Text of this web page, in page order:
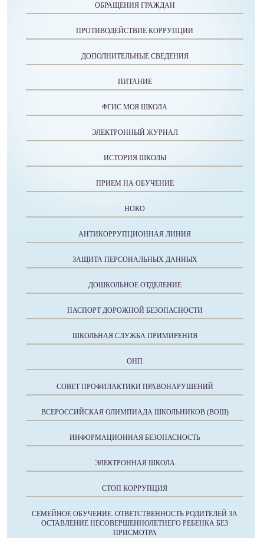
ОБРАЩЕНИЯ ГРАЖДАН
ПРОТИВОДЕЙСТВИЕ КОРРУПЦИИ
ДОПОЛНИТЕЛЬНЫЕ СВЕДЕНИЯ
ПИТАНИЕ
ФГИС МОЯ ШКОЛА
ЭЛЕКТРОННЫЙ ЖУРНАЛ
ИСТОРИЯ ШКОЛЫ
ПРИЕМ НА ОБУЧЕНИЕ
НОКО
АНТИКОРРУПЦИОННАЯ ЛИНИЯ
ЗАЩИТА ПЕРСОНАЛЬНЫХ ДАННЫХ
ДОШКОЛЬНОЕ ОТДЕЛЕНИЕ
ПАСПОРТ ДОРОЖНОЙ БЕЗОПАСНОСТИ
ШКОЛЬНАЯ СЛУЖБА ПРИМИРЕНИЯ
ОНП
СОВЕТ ПРОФИЛАКТИКИ ПРАВОНАРУШЕНИЙ
ВСЕРОССИЙСКАЯ ОЛИМПИАДА ШКОЛЬНИКОВ (ВОШ)
ИНФОРМАЦИОННАЯ БЕЗОПАСНОСТЬ
ЭЛЕКТРОННАЯ ШКОЛА
СТОП КОРРУПЦИЯ
СЕМЕЙНОЕ ОБУЧЕНИЕ. ОТВЕТСТВЕННОСТЬ РОДИТЕЛЕЙ ЗА
ОСТАВЛЕНИЕ НЕСОВЕРШЕННОЛЕТНЕГО РЕБЕНКА БЕЗ
ПРИСМОТРА